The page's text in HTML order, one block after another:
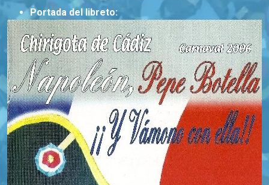
Portada del libreto: